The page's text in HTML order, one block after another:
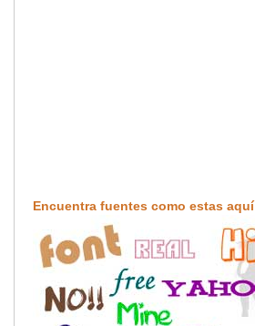
Encuentra fuentes como estas aquí